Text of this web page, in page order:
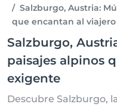
Salzburgo, Austria:
que encantan al
Salzburgo,
paisajes alpinos
exigente
Descubre Salzburgo,